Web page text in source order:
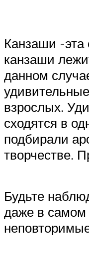
Канзаши -эта
канзаши
данном
взрослых.
сходятся в
подбирали
творчестве.
Будьте
даже в самом